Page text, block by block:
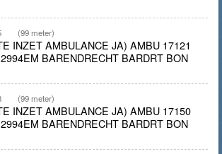
(99 meter)
INZET AMBULANCE JA) AMBU 17121
BARENDRECHT BARDRT BON
(99 meter)
INZET AMBULANCE JA) AMBU 17150
BARENDRECHT BARDRT BON